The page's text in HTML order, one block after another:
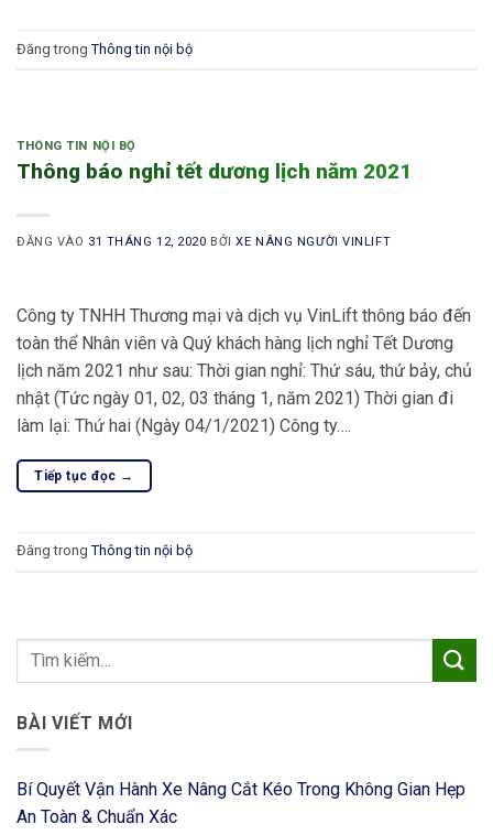
Đăng trong Thông tin nội bộ
THÔNG TIN NỘI BỘ
Thông báo nghỉ tết dương lịch năm 2021
ĐĂNG VÀO 31 THÁNG 12, 2020 BỞIXE NÂNG NGƯỜI VINLIFT
Công ty TNHH Thương mại và dịch vụ VinLift thông báo đến
toàn thể Nhân viên và Quý khách hàng lịch nghỉ Tết Dương
lịch năm 2021 như sau: Thời gian nghỉ: Thứ sáu, thứ bảy, chủ
nhật (Tức ngày 01, 02, 03 tháng 1, năm 2021) Thời gian đi
làm lại: Thứ hai (Ngày 04/1/2021) Công ty….
Tiếp tục đọc →
Đăng trong Thông tin nội bộ
BÀI VIẾT MỚI
Bí Quyết Vận Hành Xe Nâng Cắt Kéo Trong Không Gian Hẹp
An Toàn & Chuẩn Xác